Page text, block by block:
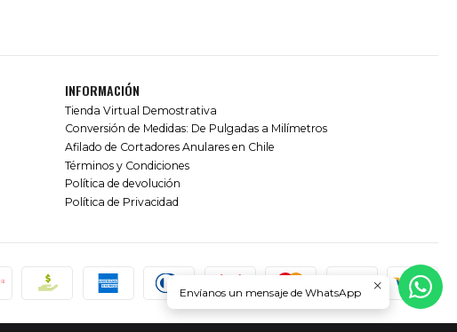
INFORMACIÓN
Tienda Virtual Demostrativa
Conversión de Medidas: De Pulgadas a Milímetros
Afilado de Cortadores Anulares en Chile
Términos y Condiciones
Política de devolución
Política de Privacidad
Envíanos un mensaje de WhatsApp